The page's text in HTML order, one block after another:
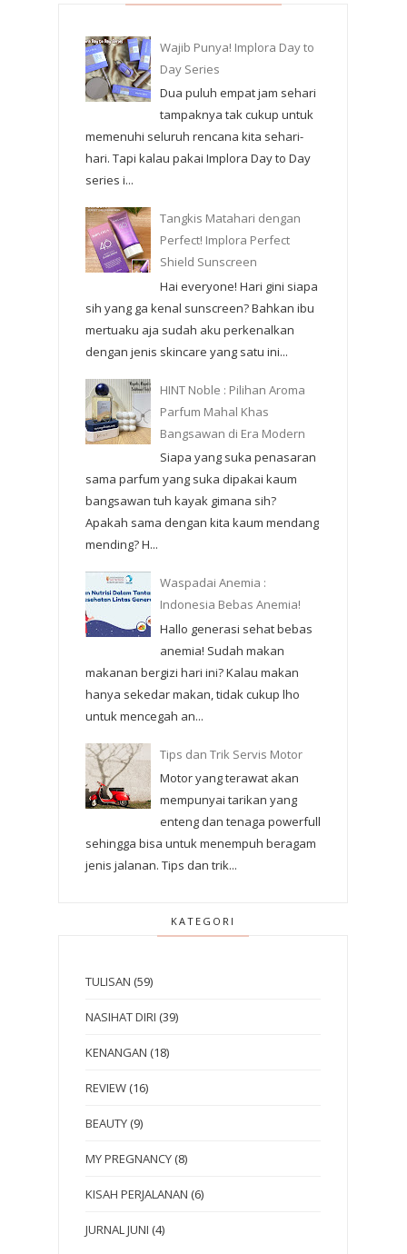
Wajib Punya! Implora Day to
Day Series
Dua puluh empat jam sehari
tampaknya tak cukup untuk
memenuhi seluruh rencana kita sehari-
hari. Tapi kalau pakai Implora Day to Day
series i...
Tangkis Matahari dengan
Perfect! Implora Perfect
Shield Sunscreen
Hai everyone! Hari gini siapa
sih yang ga kenal sunscreen? Bahkan ibu
mertuaku aja sudah aku perkenalkan
dengan jenis skincare yang satu ini...
HINT Noble : Pilihan Aroma
Parfum Mahal Khas
Bangsawan di Era Modern
Siapa yang suka penasaran
sama parfum yang suka dipakai kaum
bangsawan tuh kayak gimana sih?
Apakah sama dengan kita kaum mendang
mending? H...
Waspadai Anemia :
Indonesia Bebas Anemia!
Hallo generasi sehat bebas
anemia! Sudah makan
makanan bergizi hari ini? Kalau makan
hanya sekedar makan, tidak cukup lho
untuk mencegah an...
Tips dan Trik Servis Motor
Motor yang terawat akan
mempunyai tarikan yang
enteng dan tenaga powerfull
sehingga bisa untuk menempuh beragam
jenis jalanan. Tips dan trik...
KATEGORI
TULISAN (59)
NASIHAT DIRI (39)
KENANGAN (18)
REVIEW (16)
BEAUTY (9)
MY PREGNANCY (8)
KISAH PERJALANAN (6)
JURNAL JUNI (4)